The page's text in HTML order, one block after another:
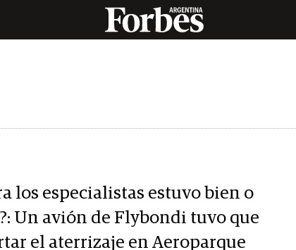
los especialistas estuvo bien o
Un avión de Flybondi tuvo que
el aterrizaje en Aeroparque